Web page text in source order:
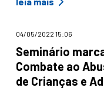
04/05/2022 15:06
Seminário
Combate ao
de Crianças e